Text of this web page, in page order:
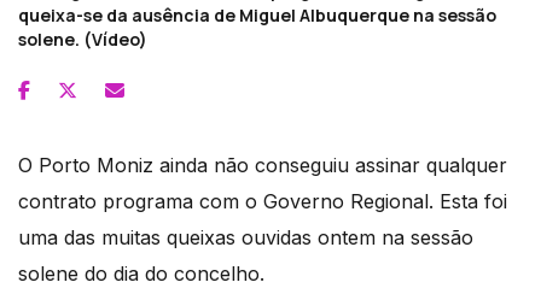
queixa-se da ausência de Miguel Albuquerque na sessão
solene. (Vídeo)
O Porto Moniz ainda não conseguiu assinar qualquer
contrato programa com o Governo Regional. Esta foi
uma das muitas queixas ouvidas ontem na sessão
solene do dia do concelho.